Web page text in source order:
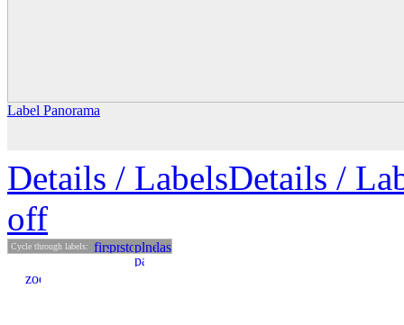
Label Panorama
Details / LabelsDetails /
off
Cycle through labels: